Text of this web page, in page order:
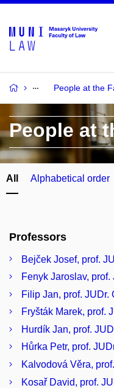
People at the
People at
All Alphabetical order
Professors
Bejček Josef, prof.
Fenyk Jaroslav,
Filip Jan, prof. JUDr.
Fryšták Marek, prof.
Hurdík Jan, prof.
Hůrka Petr, prof.
Kalvodová Věra,
Kosař David, prof.